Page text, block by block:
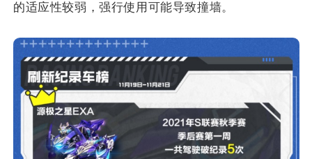
的适应性较弱，强行使用可能导致撞墙。